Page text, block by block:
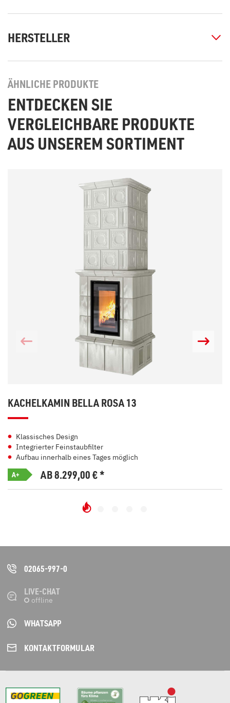
HERSTELLER
ÄHNLICHE PRODUKTE
ENTDECKEN SIE
VERGLEICHBARE PRODUKTE
AUS UNSEREM SORTIMENT
KACHELKAMIN BELLA ROSA 13
Klassisches Design
Integrierter Feinstaubfilter
Aufbau innerhalb eines Tages möglich
A+ AB 8.299,00€*
02065-997-0
LIVE-CHAT
WHATSAPP
KONTAKT­FORMULAR